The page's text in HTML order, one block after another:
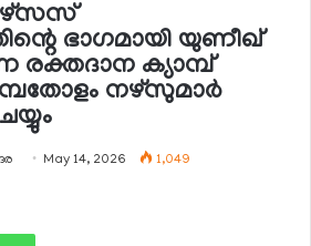
നഴ്‌സസ്
ഭാഗമായി യുണീഖ്
രക്തദാന ക്യാമ്പ്
നഴ്‌സുമാര്‍
May 14, 2026 1,049
WhatsApp